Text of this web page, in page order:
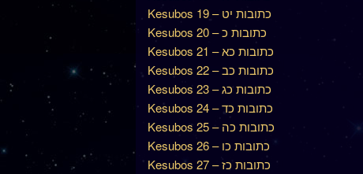
Kesubos 19 – כתובות יט
Kesubos 20 – כתובות כ
Kesubos 21 – כתובות כא
Kesubos 22 – כתובות כב
Kesubos 23 – כתובות כג
Kesubos 24 – כתובות כד
Kesubos 25 – כתובות כה
Kesubos 26 – כתובות כו
Kesubos 27 – כתובות כז